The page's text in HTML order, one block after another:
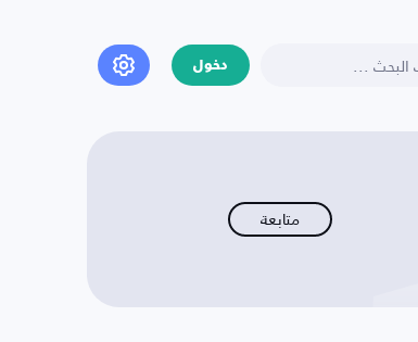
دخول
متابعة